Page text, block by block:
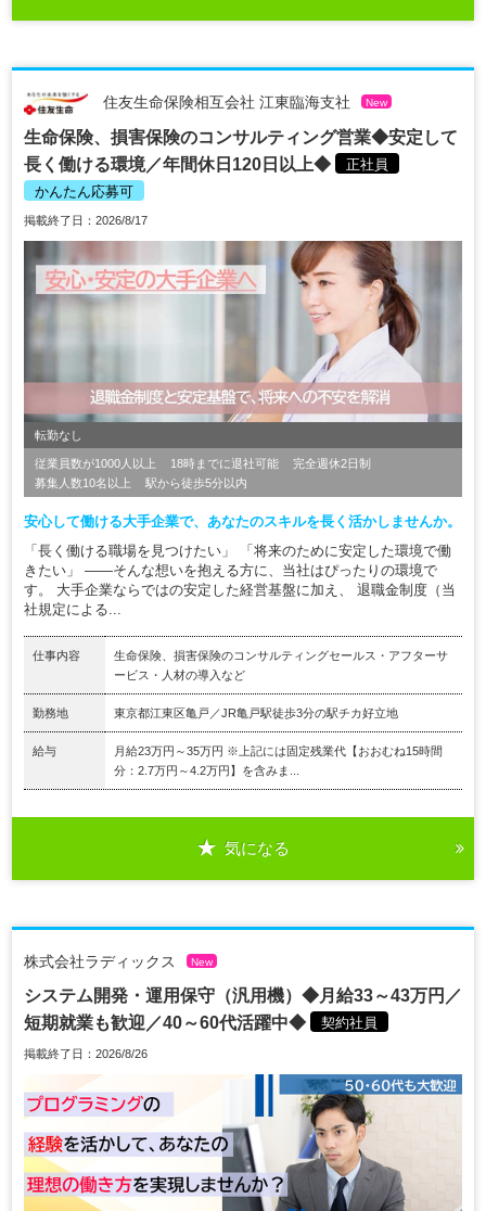
住友生命保険相互会社 江東臨海支社 New
生命保険、損害保険のコンサルティング営業◆安定して
長く働ける環境／年間休日120日以上◆
正社員
かんたん応募可
掲載終了日：2026/8/17
転勤なし
従業員数が1000人以上 18時までに退社可能
完全週休2日制
募集人数10名以上
駅から徒歩5分以内
安心して働ける大手企業で、あなたのスキルを長く活かしませんか。
「長く働ける職場を見つけたい」 「将来のために安定した環境で働
きたい」 ——そんな想いを抱える方に、当社はぴったりの環境で
す。 大手企業ならではの安定した経営基盤に加え、 退職金制度（当
社規定による...
仕事内容
生命保険、損害保険のコンサルティングセールス・アフターサ
ービス・人材の導入など
勤務地 東京都江東区亀戸／JR亀戸駅徒歩3分の駅チカ好立地
給与
月給23万円～35万円 ※上記には固定残業代【おおむね15時間
分：2.7万円～4.2万円】を含みま...
気になる
株式会社ラディックス New
システム開発・運用保守（汎用機）◆月給33～43万円／
短期就業も歓迎／40～60代活躍中◆
契約社員
掲載終了日：2026/8/26